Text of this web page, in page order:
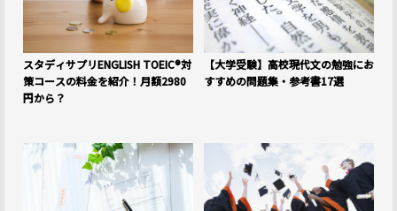
スタディサプリENGLISH TOEIC®対
策コースの料金を紹介！月額2980
円から？
【大学受験】高校現代文の勉強にお
すすめの問題集・参考書17選